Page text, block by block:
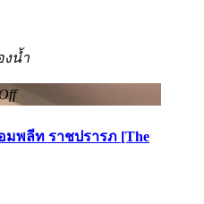
งน้ำ
มพลีท ราชปรารภ [The